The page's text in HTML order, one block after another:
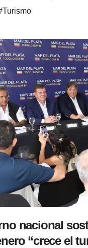
nacional
“crece el